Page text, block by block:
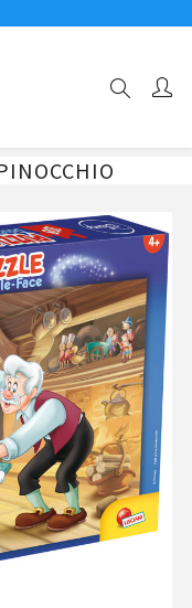
PLUS 108 PINOCCHIO